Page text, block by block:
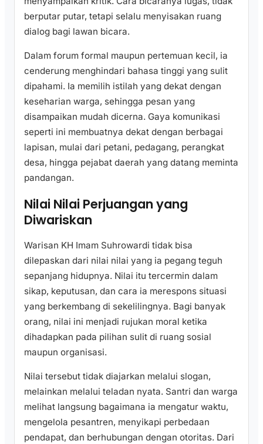
berputar putar, tetapi selalu menyisakan ruang
dialog bagi lawan bicara.
Dalam forum formal maupun pertemuan kecil, ia
cenderung menghindari bahasa tinggi yang sulit
dipahami. Ia memilih istilah yang dekat dengan
keseharian warga, sehingga pesan yang
disampaikan mudah dicerna. Gaya komunikasi
seperti ini membuatnya dekat dengan berbagai
lapisan, mulai dari petani, pedagang, perangkat
desa, hingga pejabat daerah yang datang meminta
pandangan.
Nilai Nilai Perjuangan yang
Diwariskan
Warisan KH Imam Suhrowardi tidak bisa
dilepaskan dari nilai nilai yang ia pegang teguh
sepanjang hidupnya. Nilai itu tercermin dalam
sikap, keputusan, dan cara ia merespons situasi
yang berkembang di sekelilingnya. Bagi banyak
orang, nilai ini menjadi rujukan moral ketika
dihadapkan pada pilihan sulit di ruang sosial
maupun organisasi.
Nilai tersebut tidak diajarkan melalui slogan,
melainkan melalui teladan nyata. Santri dan warga
melihat langsung bagaimana ia mengatur waktu,
mengelola pesantren, menyikapi perbedaan
pendapat, dan berhubungan dengan otoritas. Dari